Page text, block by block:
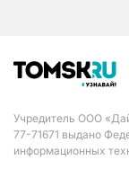
Учредитель ООО
77-71671 выдано
информационных